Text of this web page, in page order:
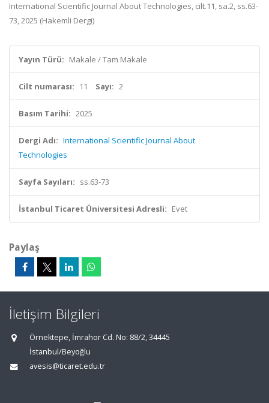
International Scientific Journal About Technologies, cilt.11, sa.2, ss.63-
73, 2025 (Hakemli Dergi)
Yayın Türü: Makale / Tam Makale
Cilt numarası: 11 Sayı: 2
Basım Tarihi: 2025
Dergi Adı: International Scientific Journal About
Technologies
Sayfa Sayıları: ss.63-73
İstanbul Ticaret Üniversitesi Adresli: Evet
Paylaş
İletişim Bilgileri
Örnektepe, İmrahor Cd. No: 88/2, 34445
İstanbul/Beyoğlu
avesis@ticaret.edu.tr